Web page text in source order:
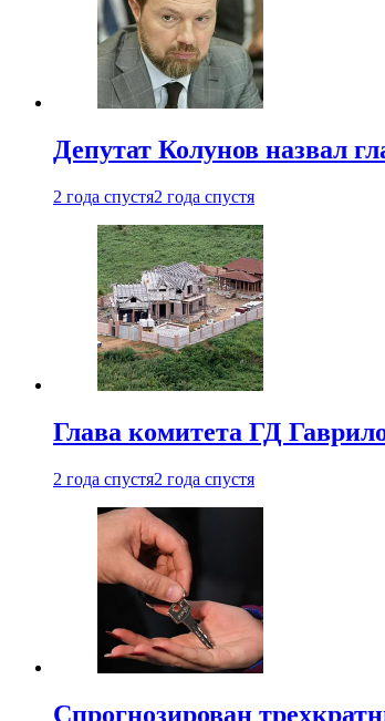
Депутат Колунов назвал
2 года спустя2 года спустя
Глава комитета ГД
2 года спустя2 года спустя
Спрогнозирован